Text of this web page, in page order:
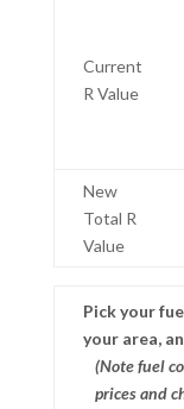
Current
R Value
New
Total R
Value
Pick your
your area,
(Note fuel
prices and